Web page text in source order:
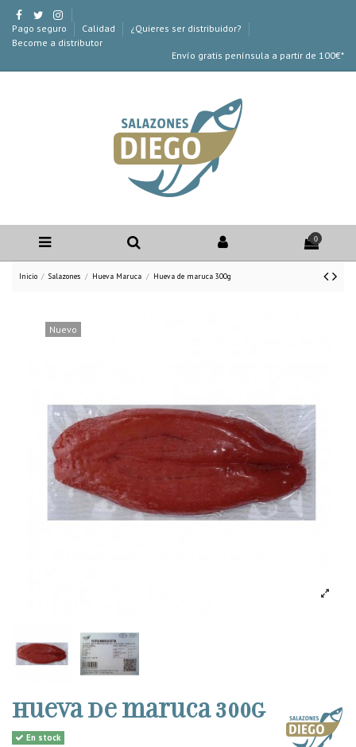
Pago seguro Calidad
¿Quieres ser distribuidor?
Become a distributor
Envío gratis península a partir de 100€*
0
Inicio Salazones Hueva Maruca Hueva de maruca 300g
Nuevo
Hueva de maruca 300g
En stock